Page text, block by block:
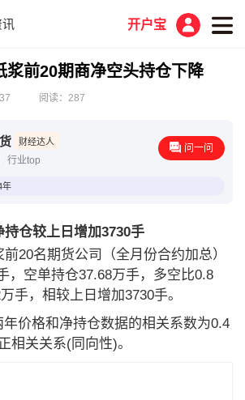
开户宝
浆前20期商净空头持仓下降
阅读：287
财经达人
行业top
问一问
年
持仓较上日增加3730手
名期货公司（全月份合约加总）
，空单持仓37.68万手，多空比0.8
手，相较上日增加3730手。
格和净持仓数据的相关系数为0.4
相关关系(同向性)。